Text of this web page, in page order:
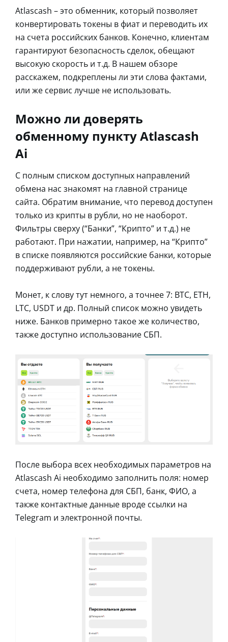
Atlascash – это обменник, который позволяет
конвертировать токены в фиат и переводить их
на счета российских банков. Конечно, клиентам
гарантируют безопасность сделок, обещают
высокую скорость и т.д. В нашем обзоре
расскажем, подкреплены ли эти слова фактами,
или же сервис лучше не использовать.
Можно ли доверять
обменному пункту Atlascash
Ai
С полным списком доступных направлений
обмена нас знакомят на главной странице
сайта. Обратим внимание, что перевод доступен
только из крипты в рубли, но не наоборот.
Фильтры сверху (“Банки”, “Крипто” и т.д.) не
работают. При нажатии, например, на “Крипто”
в списке появляются российские банки, которые
поддерживают рубли, а не токены.
Монет, к слову тут немного, а точнее 7: BTC, ETH,
LTC, USDT и др. Полный список можно увидеть
ниже. Банков примерно такое же количество,
также доступно использование СБП.
После выбора всех необходимых параметров на
Atlascash Ai необходимо заполнить поля: номер
счета, номер телефона для СБП, банк, ФИО, а
также контактные данные вроде ссылки на
Telegram и электронной почты.